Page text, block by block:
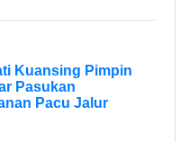
Kuansing Pimpin
Pasukan
Pacu Jalur